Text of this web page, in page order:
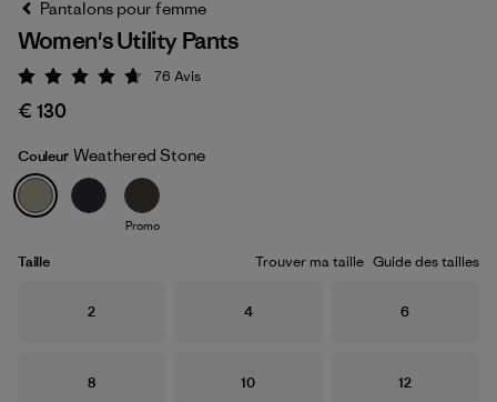
Weathered Stone
Pantalons pour femme
Women's Utility Pants
Évaluation: 4.7 / 5
76 Avis
€ 130
Couleur Weathered Stone
Promo
Taille Trouver ma taille Guide des tailles
Taille
2 Taille
4 Taille
6
Taille
8 Taille
10 Taille
12